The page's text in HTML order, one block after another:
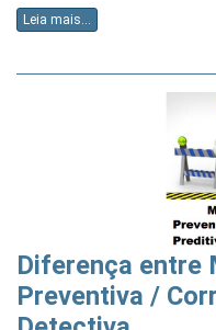
Leia mais...
Diferença entre
Preventiva /